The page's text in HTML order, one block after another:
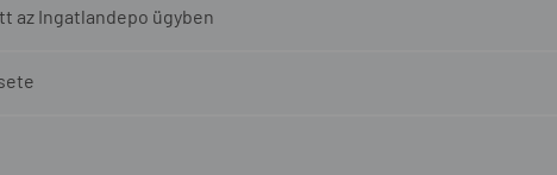
az Ingatlandepo ügyben